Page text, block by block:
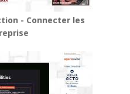
- Connecter les